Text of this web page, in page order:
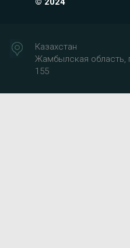
Казахстан
Жамбылская область,
155